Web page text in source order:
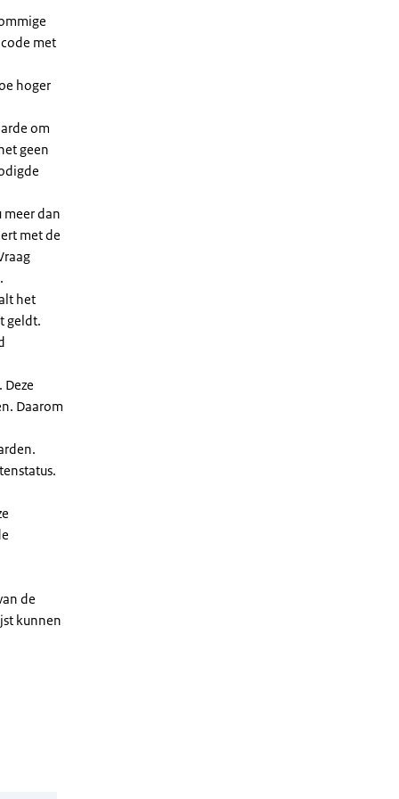
met
hoger
om
geen
meer dan
met de
het
geldt.
Daarom
de
kunnen